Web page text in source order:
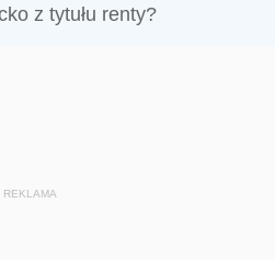
z tytułu renty?
REKLAMA